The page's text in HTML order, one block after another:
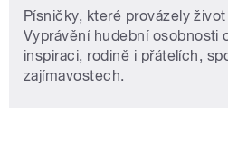
Písničky, které provázely
Vyprávění hudební osobnosti
inspiraci, rodině i přátelích,
zajímavostech.